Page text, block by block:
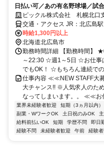
日払い可／あの有名野球場／試
ピックル株式会社 札幌北口
交通・アクセス JR：北広島駅
時給1,300円以上
北海道北広島市
勤務時間詳細 【勤務時間】
～22:30 ☆週1～5日 ☆お仕事
でもOK！ ☆もちろん連続での
仕事内容 ≪≪NEW STAFF大
大チャンス!! ※人気求人のた
なってしまいます。。 ≪≪お
業界未経験者歓迎 短期（3ヵ月以内）
副業・WワークOK
土日祝のみOK
給料前払いOK
短期 学歴不問 即日
経験不問
未経験者歓迎 午前 経験